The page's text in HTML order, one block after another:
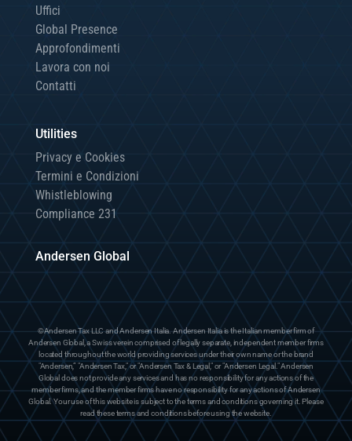
Uffici
Global Presence
Approfondimenti
Lavora con noi
Contatti
Utilities
Privacy e Cookies
Termini e Condizioni
Whistleblowing
Compliance 231
Andersen Global
©Andersen Tax LLC and Andersen Italia. Andersen Italia is the Italian member firm of
Andersen Global, a Swiss verein comprised of legally separate, independent member firms
located throughout the world providing services under their own name or the brand
"Andersen,” "Andersen Tax," or "Andersen Tax & Legal," or "Andersen Legal." Andersen
Global does not provide any services and has no responsibility for any actions of the
member firms, and the member firms have no responsibility for any actions of Andersen
Global. Your use of this website is subject to the terms and conditions governing it. Please
read these terms and conditions before using the website.